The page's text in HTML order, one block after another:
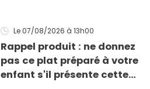
Le 07/08/2026 à 13h00
Rappel produit : ne donnez
pas ce plat préparé à votre
enfant s'il présente cette